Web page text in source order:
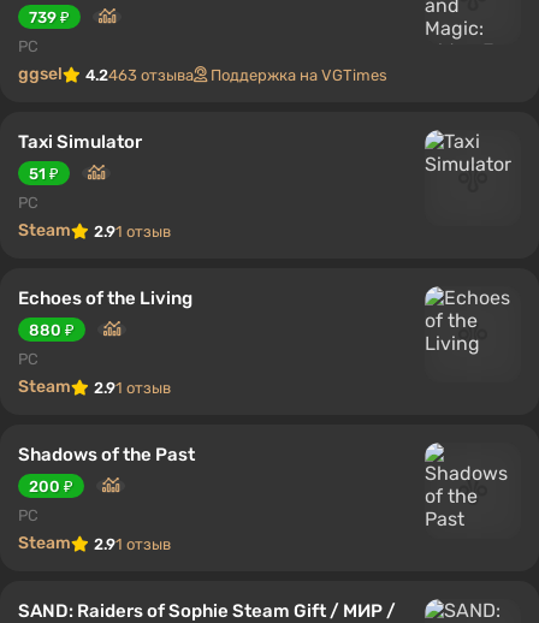
739 ₽
PC
ggsel 4.2463 отзыва Поддержка на VGTimes
Taxi Simulator
51 ₽
PC
Steam 2.91 отзыв
Echoes of the Living
880 ₽
PC
Steam 2.91 отзыв
Shadows of the Past
200 ₽
PC
Steam 2.91 отзыв
SAND: Raiders of Sophie Steam Gift / МИР /